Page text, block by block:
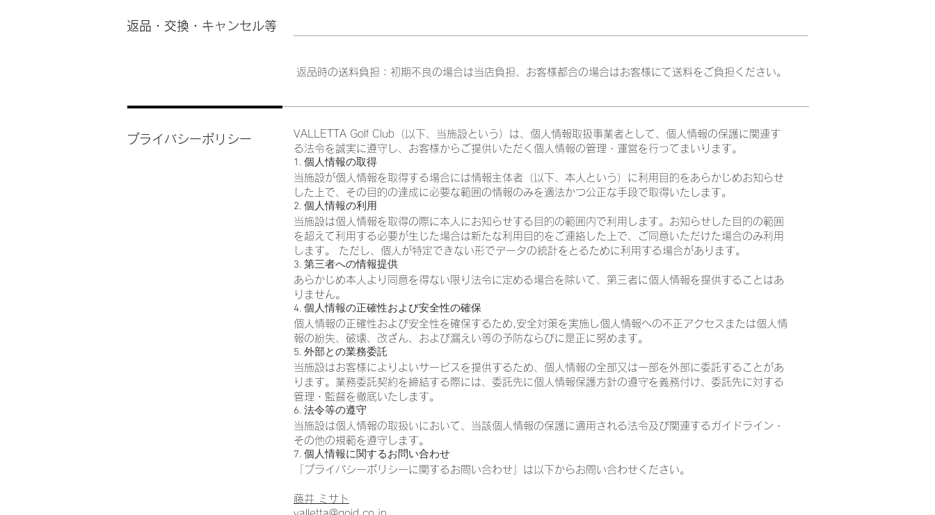
返品・交換・キャンセル等
返品時の送料負担：初期不良の場合は当店負担、お客様都合の場合はお客様にて送料をご負担ください。
​プライバシーポリシー
VALLETTA Golf Club（以下、当施設という）は、個人情報取扱事業者として、個人情報の保護に関連す
る法令を誠実に遵守し、お客様からご提供いただく個人情報の管理・運営を行ってまいります。
1. 個人情報の取得
当施設が個人情報を取得する場合には情報主体者（以下、本人という）に利用目的をあらかじめお知らせ
した上で、その目的の達成に必要な範囲の情報のみを適法かつ公正な手段で取得いたします。
2. 個人情報の利用
当施設は個人情報を取得の際に本人にお知らせする目的の範囲内で利用します。お知らせした目的の範囲
を超えて利用する必要が生じた場合は新たな利用目的をご連絡した上で、ご同意いただけた場合のみ利用
します。 ただし、個人が特定できない形でデータの統計をとるために利用する場合があります。
3. 第三者への情報提供
あらかじめ本人より同意を得ない限り法令に定める場合を除いて、第三者に個人情報を提供することはあ
りません。
4. 個人情報の正確性および安全性の確保
個人情報の正確性および安全性を確保するため,安全対策を実施し個人情報への不正アクセスまたは個人情
報の紛失、破壊、改ざん、および漏えい等の予防ならびに是正に努めます。
5. 外部との業務委託
当施設はお客様によりよいサービスを提供するため、個人情報の全部又は一部を外部に委託することがあ
ります。業務委託契約を締結する際には、委託先に個人情報保護方針の遵守を義務付け、委託先に対する
管理・監督を徹底いたします。
6. 法令等の遵守
当施設は個人情報の取扱いにおいて、当該個人情報の保護に適用される法令及び関連するガイドライン・
その他の規範を遵守します。
7. 個人情報に関するお問い合わせ
「プライバシーポリシーに関するお問い合わせ」は以下からお問い合わせください。
藤井 ミサト